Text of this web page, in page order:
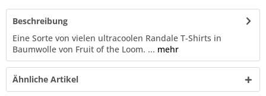
Beschreibung
Eine Sorte von vielen ultracoolen Randale T-Shirts in
Baumwolle von Fruit of the Loom. ... mehr
Ähnliche Artikel